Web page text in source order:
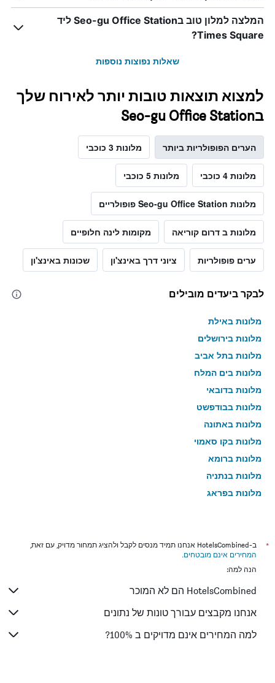
המלצה למלון טוב בSeo-gu Office Station ליד
Times Square?
שאלות נפוצות נוספות
למצוא תוצאות טובות יותר לאירוח שלך
בSeo-gu Office Station
הערים הפופולריות ביותר מלונות 3 כוכבי
מלונות 4 כוכבי מלונות 5 כוכבי
מלונות Seo-gu Office Station פופולריים
מלונות ב דרום קוריאה מקומות לינה חלופיים
ערים פופולריות ציוני דרך באינצ'ון שכונות באינצ'ון
לבקר ביעדים מובילים
מלונות באילת
מלונות בירושלים
מלונות בתל אביב
מלונות בים המלח
מלונות בדובאי
מלונות בבודפשט
מלונות באתונה
מלונות בקו סאמוי
מלונות ברומא
מלונות בנתניה
מלונות בפראג
מלונות בניו יורק
מלונות בבנגקוק
מלונות בבוקרשט
מלונות בפאפוס
מלונות בלימסול
*
ב-HotelsCombined אנחנו תמיד מנסים לקבל ולהציג תמחור מדויק, עם זאת,
המחירים אינם מובטחים.
הנה למה:
HotelsCombined הם לא המוכר
אנחנו מקבצים עבורך טונות של נתונים
למה המחירים אינם מדויקים ב 100%?